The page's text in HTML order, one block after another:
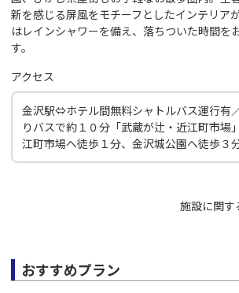
新を感じる屏風をモチーフとしたインテリア
はレインシャワーを備え、落ちついた時間を
す。
アクセス
金沢駅⇔ホテル間無料シャトルバス運行有
りバスで約１０分「武蔵が辻・近江町市場
江町市場へ徒歩１分、金沢城公園へ徒歩３
施設に関す
おすすめプラン